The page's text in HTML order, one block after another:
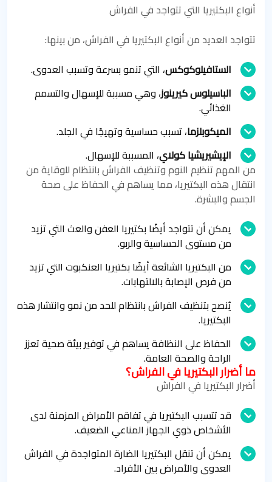
أنواع البكتيريا التي تتواجد في الفراش
تتواجد العديد من أنواع البكتيريا في الفراش، من بينها:
الستافيلوكوكس، التي تنمو بسرعة وتسبب العدوى.
الباسيلوس كيرينوز، وهي مسببة للإسهال والتسمم
الغذائي.
الميكوبلزما، تسبب حساسية وتهيجًا في الجلد.
الإيشيريشيا كولاي، المسببة للإسهال.
من المهم تنظيم النوم وتنظيف الفراش بانتظام للوقاية من
انتقال هذه البكتيريا، مما يساهم في الحفاظ على صحة
الجسم والبشرة.
يمكن أن تتواجد أيضًا بكتيريا العفن والعث التي تزيد
من مستوى الحساسية والربو.
من البكتيريا الشائعة أيضًا بكتيريا العنكبوت التي تزيد
من فرص الإصابة بالالتهابات.
يُنصح بتنظيف الفراش بانتظام للحد من نمو وانتشار هذه
البكتيريا.
الحفاظ على النظافة يساهم في توفير بيئة صحية تعزز
الراحة والصحة العامة.
ما أضرار البكتيريا في الفراش؟
أضرار البكتيريا في الفراش
قد تتسبب البكتيريا في تفاقم الأمراض المزمنة لدى
الأشخاص ذوي الجهاز المناعي الضعيف.
يمكن أن تنقل البكتيريا الضارة المتواجدة في الفراش
العدوى والأمراض بين الأفراد.